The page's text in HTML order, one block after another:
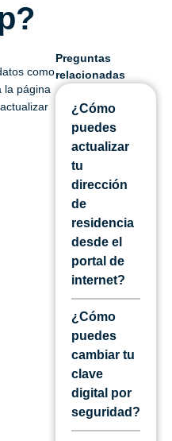
como
la página
Preguntas
relacionadas
¿Cómo
puedes
actualizar
tu
dirección
de
residencia
desde el
portal de
internet?
¿Cómo
puedes
cambiar tu
clave
digital por
seguridad?